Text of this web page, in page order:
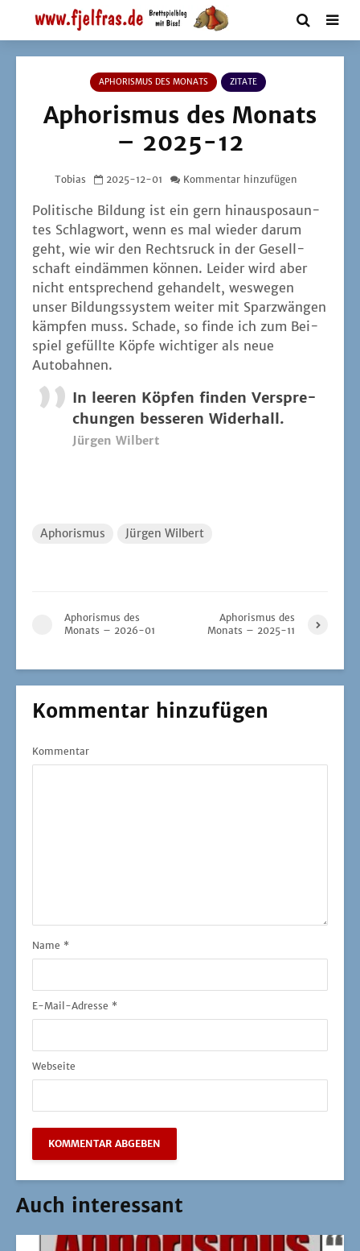
APHORISMUS DES MONATS ZITATE
Aphorismus des Monats
– 2025-12
Tobias 2025-12-01 Kommentar hinzufügen
Poli­ti­sche Bil­dung ist ein gern hin­aus­po­saun­
tes Schlag­wort, wenn es mal wie­der dar­um
geht, wie wir den Rechts­ruck in der Gesell­
schaft ein­däm­men kön­nen. Lei­der wird aber
nicht ent­spre­chend gehan­delt, wes­we­gen
unser Bil­dungs­sys­tem wei­ter mit Spar­zwän­gen
kämp­fen muss. Scha­de, so fin­de ich zum Bei­
spiel gefüll­te Köp­fe wich­ti­ger als neue
Autobahnen.
In lee­ren Köp­fen fin­den Ver­spre­
chun­gen bes­se­ren Widerhall.
Jür­gen Wilbert
Aphorismus Jürgen Wilbert
Aphorismus des
Monats – 2026-01
Aphorismus des
Monats – 2025-11
Kommentar hinzufügen
Kommentar
Name *
E-Mail-Adresse *
Webseite
Auch interessant